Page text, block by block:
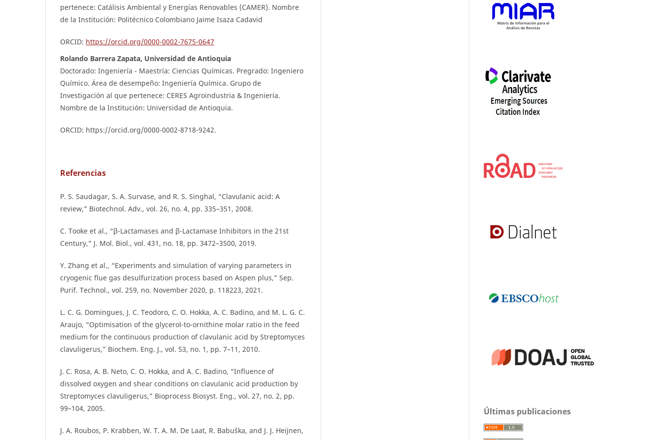
pertenece: Catálisis Ambiental y Energías Renovables (CAMER). Nombre
de la Institución: Politécnico Colombiano Jaime Isaza Cadavid
ORCID: https://orcid.org/0000-0002-7675-0647
Rolando Barrera Zapata, Universidad de Antioquia
Doctorado: Ingeniería - Maestría: Ciencias Químicas. Pregrado: Ingeniero
Químico. Área de desempeño: Ingeniería Química. Grupo de
Investigación al que pertenece: CERES Agroindustria & Ingeniería.
Nombre de la Institución: Universidad de Antioquia.
ORCID: https://orcid.org/0000-0002-8718-9242.
Referencias
P. S. Saudagar, S. A. Survase, and R. S. Singhal, “Clavulanic acid: A
review,” Biotechnol. Adv., vol. 26, no. 4, pp. 335–351, 2008.
C. Tooke et al., “β-Lactamases and β-Lactamase Inhibitors in the 21st
Century,” J. Mol. Biol., vol. 431, no. 18, pp. 3472–3500, 2019.
Y. Zhang et al., “Experiments and simulation of varying parameters in
cryogenic flue gas desulfurization process based on Aspen plus,” Sep.
Purif. Technol., vol. 259, no. November 2020, p. 118223, 2021.
L. C. G. Domingues, J. C. Teodoro, C. O. Hokka, A. C. Badino, and M. L. G. C.
Araujo, “Optimisation of the glycerol-to-ornithine molar ratio in the feed
medium for the continuous production of clavulanic acid by Streptomyces
clavuligerus,” Biochem. Eng. J., vol. 53, no. 1, pp. 7–11, 2010.
J. C. Rosa, A. B. Neto, C. O. Hokka, and A. C. Badino, “Influence of
dissolved oxygen and shear conditions on clavulanic acid production by
Streptomyces clavuligerus,” Bioprocess Biosyst. Eng., vol. 27, no. 2, pp.
99–104, 2005.
J. A. Roubos, P. Krabben, W. T. A. M. De Laat, R. Babuška, and J. J. Heijnen,
Últimas publicaciones